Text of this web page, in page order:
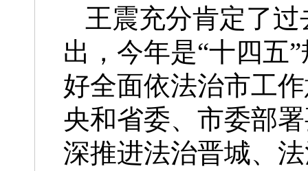
王震充分肯定了
出，今年是“十四五
好全面依法治市工
央和省委、市委部
深推进法治晋城、